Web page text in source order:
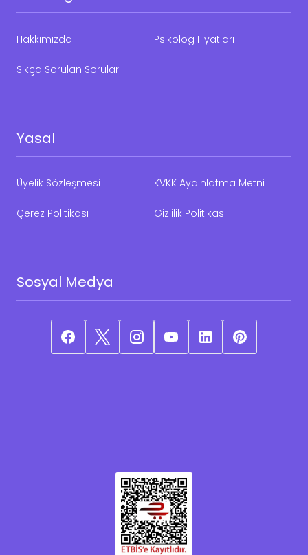
Hakkımızda Psikolog Fiyatları
Sıkça Sorulan Sorular
Yasal
Üyelik Sözleşmesi KVKK Aydınlatma Metni
Çerez Politikası Gizlilik Politikası
Sosyal Medya